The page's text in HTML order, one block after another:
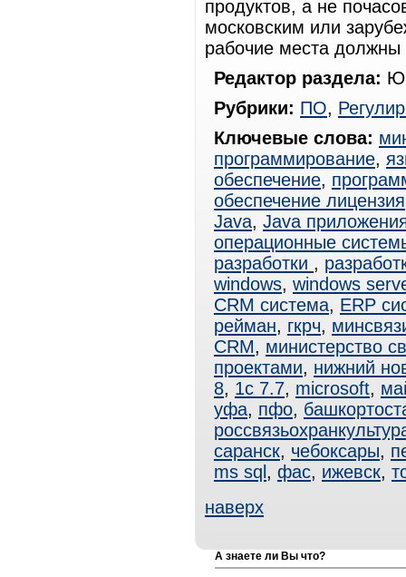
продуктов, а не
московским или
рабочие места должны
Редактор раздела:
Рубрики: ПО,
Ключевые слова:
программирование,
обеспечение,
обеспечение лицензия
Java, Java
операционные
разработки ,
windows, windows
CRM система, ERP
рейман, гкрч,
CRM, министерство
проектами, нижний
8, 1с 7.7, microsoft,
уфа, пфо,
саранск, чебоксары,
ms sql , фас, ижевск,
наверх
А знаете ли Вы что?